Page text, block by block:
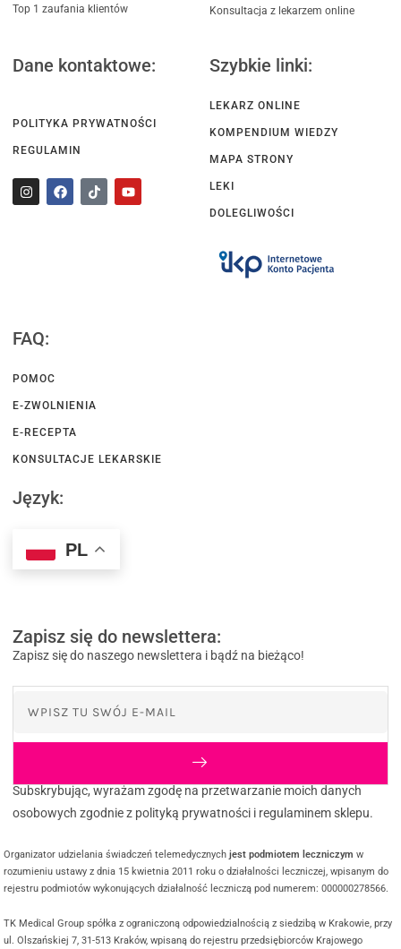
Top 1 zaufania klientów Konsultacja z lekarzem online
Dane kontaktowe:
POLITYKA PRYWATNOŚCI
REGULAMIN
Szybkie linki:
LEKARZ ONLINE
KOMPENDIUM WIEDZY
MAPA STRONY
LEKI
DOLEGLIWOŚCI
FAQ:
POMOC
E-ZWOLNIENIA
E-RECEPTA
KONSULTACJE LEKARSKIE
Język:
PL
Zapisz się do newslettera:
Zapisz się do naszego newslettera i bądź na bieżąco!
Subskrybując, wyrażam zgodę na przetwarzanie moich danych
osobowych zgodnie z polityką prywatności i regulaminem sklepu.
Organizator udzielania świadczeń telemedycznychjest podmiotem leczniczym w
rozumieniu ustawy z dnia 15 kwietnia 2011 roku o działalności leczniczej, wpisanym do
rejestru podmiotów wykonujących działalność leczniczą pod numerem: 000000278566.
TK Medical Group spółka z ograniczoną odpowiedzialnością z siedzibą w Krakowie, przy
ul. Olszańskiej 7, 31-513 Kraków, wpisaną do rejestru przedsiębiorców Krajowego